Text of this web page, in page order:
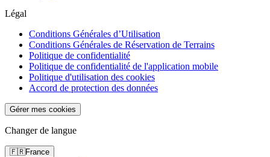
Légal
Conditions Générales d’Utilisation
Conditions Générales de Réservation de Terrains
Politique de confidentialité
Politique de confidentialité de l'application mobile
Politique d'utilisation des cookies
Accord de protection des données
Gérer mes cookies
Changer de langue
🇫🇷France